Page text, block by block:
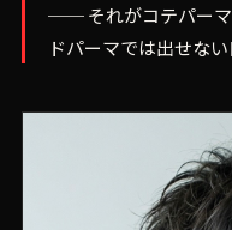
── それがコテパーマ
ドパーマでは出せな